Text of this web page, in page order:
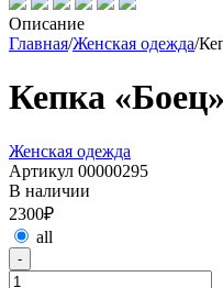
Описание
Главная/Женская одежда/
Кепка
Женская одежда
Артикул 00000295
В наличии
2300₽
all
-
Количество